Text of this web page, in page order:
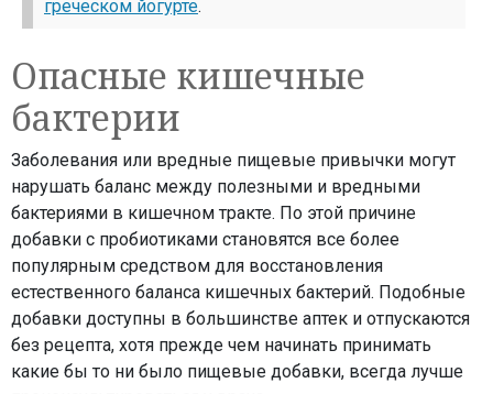
греческом йогурте.
Опасные кишечные
бактерии
Заболевания или вредные пищевые привычки могут
нарушать баланс между полезными и вредными
бактериями в кишечном тракте. По этой причине
добавки с пробиотиками становятся все более
популярным средством для восстановления
естественного баланса кишечных бактерий. Подобные
добавки доступны в большинстве аптек и отпускаются
без рецепта, хотя прежде чем начинать принимать
какие бы то ни было пищевые добавки, всегда лучше